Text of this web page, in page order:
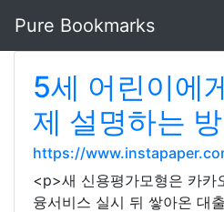
Pure Bookmarks
5세 어린이에
제 설명하는
https://
<p>새 신용평가모형은 카카
융서비스 실시 뒤 쌓아온 대